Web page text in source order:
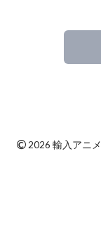
© 2026 輸入アニ